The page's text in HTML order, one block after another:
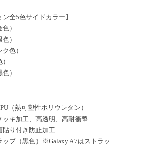
ン全5色サイドカラー】
）
）
色）
）
（熱可塑性ポリウレタン）
ッキ加工、高透明、高耐衝撃
貼り付き防止加工
ップ（黒色）※Galaxy A7はストラッ